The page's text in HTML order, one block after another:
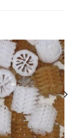
Toevoegen
aan
verlanglijst